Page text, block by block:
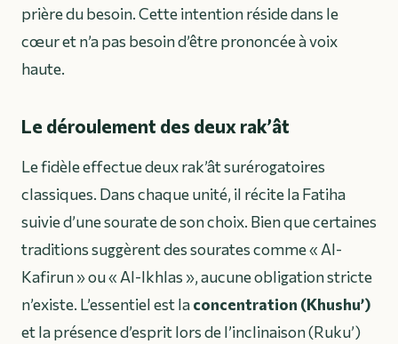
prière du besoin. Cette intention réside dans le
cœur et n’a pas besoin d’être prononcée à voix
haute.
Le déroulement des deux rak’ât
Le fidèle effectue deux rak’ât surérogatoires
classiques. Dans chaque unité, il récite la Fatiha
suivie d’une sourate de son choix. Bien que certaines
traditions suggèrent des sourates comme « Al-
Kafirun » ou « Al-Ikhlas », aucune obligation stricte
n’existe. L’essentiel est laconcentration (Khushu’)
et la présence d’esprit lors de l’inclinaison (Ruku’)